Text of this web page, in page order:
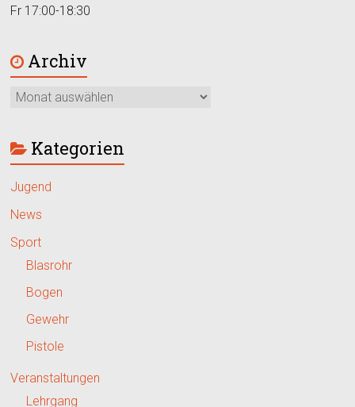
Fr 17:00-18:30
Archiv
Kategorien
Jugend
News
Sport
Blasrohr
Bogen
Gewehr
Pistole
Veranstaltungen
Lehrgang